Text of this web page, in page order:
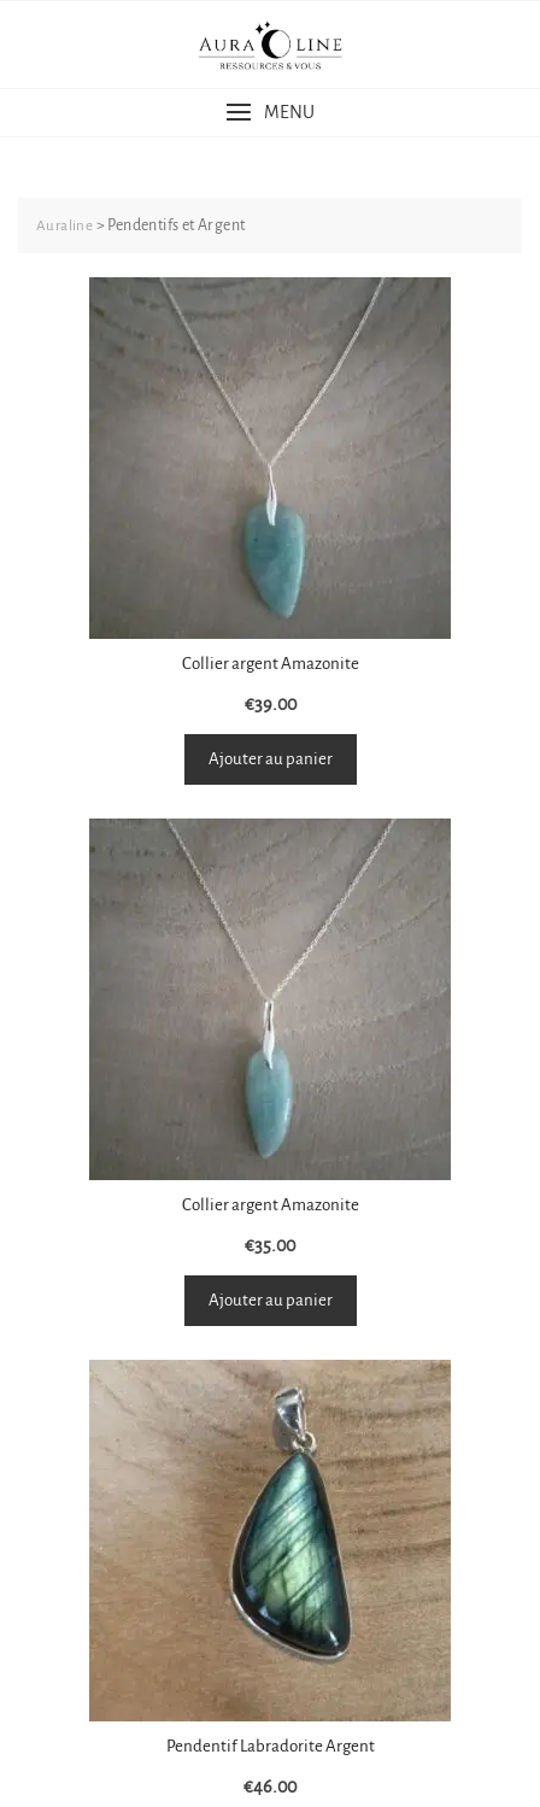
MENU
Auraline > Pendentifs et Argent
Collier argent Amazonite
€39.00
Ajouter au panier
Collier argent Amazonite
€35.00
Ajouter au panier
Pendentif Labradorite Argent
€46.00